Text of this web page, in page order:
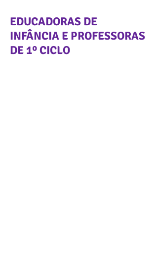
EDUCADORAS DE
INFÂNCIA E PROFESSORAS
DE 1º CICLO